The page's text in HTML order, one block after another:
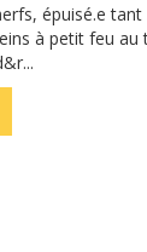
épuisé.e
à petit feu au